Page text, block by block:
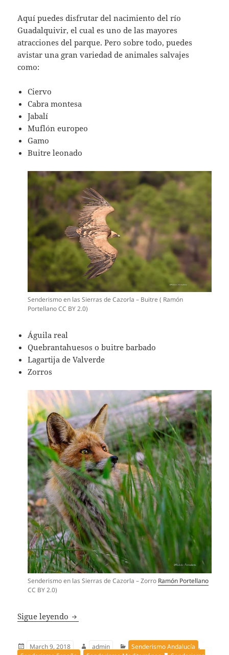
Aquí puedes disfrutar del nacimiento del río
Guadalquivir, el cual es uno de las mayores
atracciones del parque. Pero sobre todo, puedes
avistar una gran variedad de animales salvajes
como:
Ciervo
Cabra montesa
Jabalí
Muflón europeo
Gamo
Buitre leonado
Senderismo en las Sierras de Cazorla – Buitre ( Ramón
Portellano CC BY 2.0)
Águila real
Quebrantahuesos o buitre barbado
Lagartija de Valverde
Zorros
Senderismo en las Sierras de Cazorla – Zorro Ramón Portellano
CC BY 2.0)
Sigue leyendo Senderismo en las Sierras de Cazorla –
Publicado
March 9, 2018 Autor
admin Categorías
Senderismo Andalucía ,